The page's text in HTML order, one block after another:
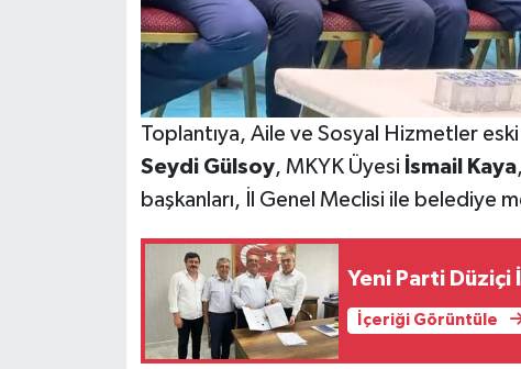
Toplantıya, Aile ve Sosyal Hizmetler eski
Seydi Gülsoy, MKYK Üyesi İsmail Kaya
başkanları, İl Genel Meclisi ile belediye
Yeni Parti Düziçi
İçeriği Görüntüle